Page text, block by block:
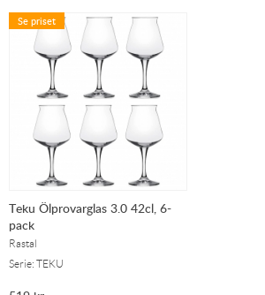
Se priset
Teku Ölprovarglas 3.0 42cl, 6-
pack
Rastal
Serie: TEKU